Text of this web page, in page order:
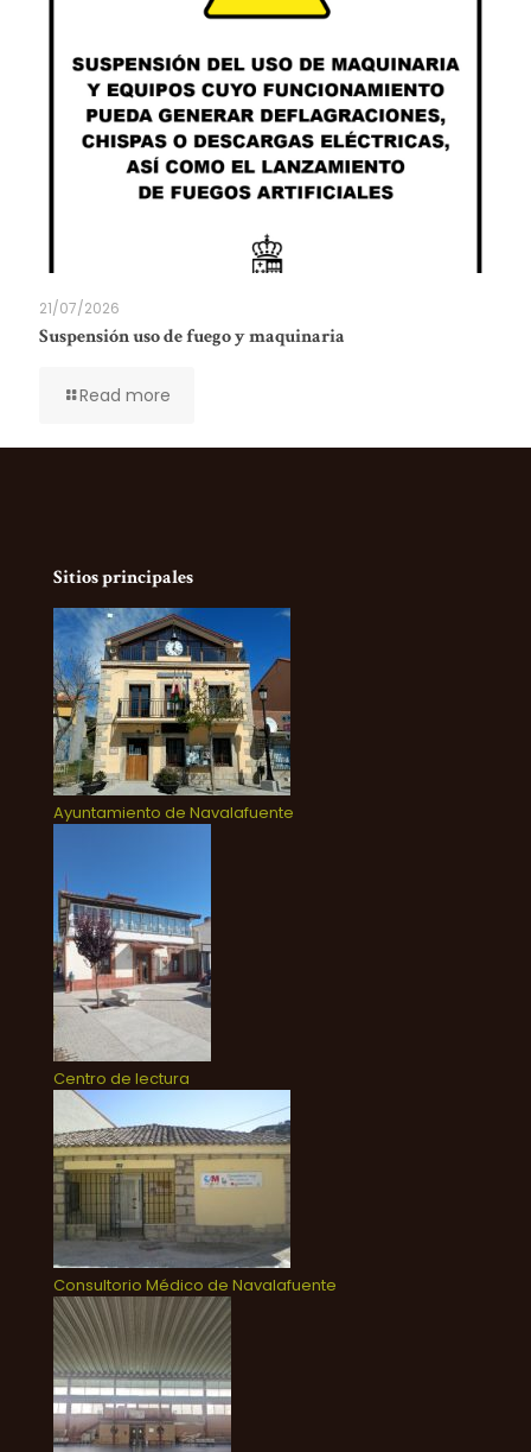
21/07/2026
Suspensión uso de fuego y maquinaria
Read more
Sitios principales
Ayuntamiento de Navalafuente
Centro de lectura
Consultorio Médico de Navalafuente